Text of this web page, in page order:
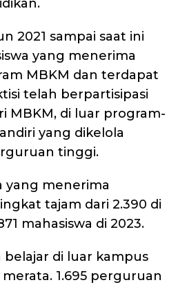
2021 sampai saat ini
yang menerima
MBKM dan terdapat
telah berpartisipasi
MBKM, di luar program-
yang dikelola
tinggi.
yang menerima
tajam dari 2.390 di
mahasiswa di 2023.
belajar di luar kampus
1.695 perguruan